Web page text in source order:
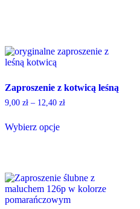
variants.
The
options
be
chosen
on
product
Zaproszenie z kotwicą leśną
9,00 zł – 12,40 zł
Wybierz opcje
multiple
variants.
The
options